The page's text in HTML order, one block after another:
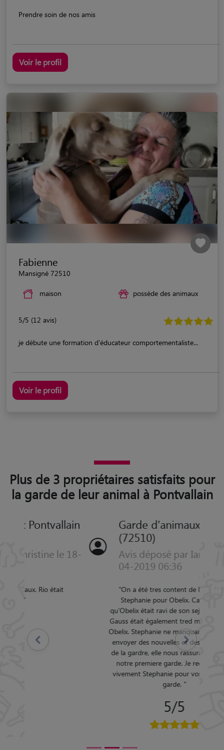
Prendre soin de nos amis
Voir le profil
Fabienne
Mansigné 72510
maison possède des animaux
5/5 (12 avis)
je débute une formation d'éducateur comportementaliste...
Voir le profil
Plus de 3 propriétaires satisfaits pour
la garde de leur animal à Pontvallain
Garde d'animaux Pontvallain
(72510)
Avis déposé par Ianjatiana le 16-
04-2019 06:36
"On a été tres content de l'accueil de
Stephanie pour Obelix. Ca se voyait
qu'Obelix était ravi de son sejour chez elle,
Gauss était également tred mignon envers
Obelix. Stephanie ne manquait pas de nous
envoyer des nouvelles et des photos lors
de la gardre, elle nous rassurait car c etait
notre premiere garde. Je recommande
vivement Stephanie pour vos prochaines
Précédent Suivant